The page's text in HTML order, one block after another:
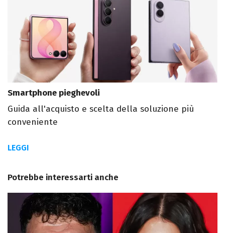
Smartphone pieghevoli
Guida all'acquisto e scelta della soluzione più
conveniente
LEGGI
Potrebbe interessarti anche